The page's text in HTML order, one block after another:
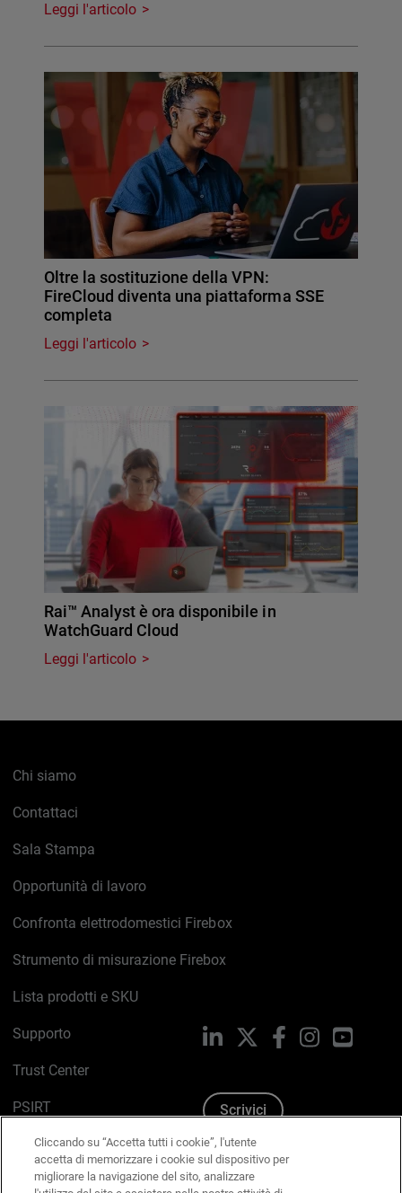
Leggi l'articolo
Oltre la sostituzione della VPN:
FireCloud diventa una piattaforma SSE
completa
Leggi l'articolo
Rai™ Analyst è ora disponibile in
WatchGuard Cloud
Leggi l'articolo
Chi siamo
Contattaci
Sala Stampa
Opportunità di lavoro
Confronta elettrodomestici Firebox
Strumento di misurazione Firebox
Lista prodotti e SKU
Supporto
Trust Center
PSIRT
Politica sui cookie
Informativa sulla privacy
LinkedIn FacebookInstagram
Scrivici
Cliccando su “Accetta tutti i cookie”, l'utente
accetta di memorizzare i cookie sul dispositivo per
migliorare la navigazione del sito, analizzare